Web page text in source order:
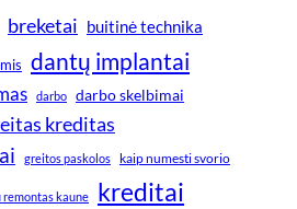
breketai buitinė technika
dantų implantai
darbo darbo skelbimai
kreditas
greitos paskolos kaip numesti svorio
kaune kreditai